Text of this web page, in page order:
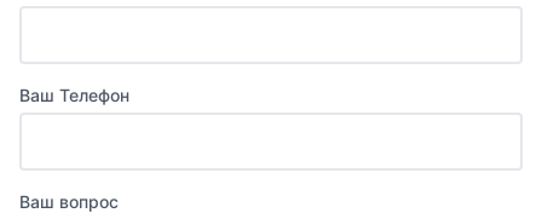
Ваш Телефон
Ваш вопрос